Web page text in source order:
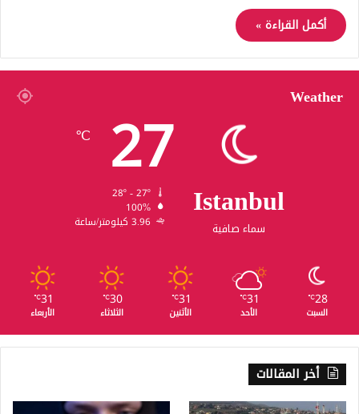
أكمل القراءة »
Weather
Istanbul
سماء صافية
27
℃
100%
3.96 كيلومتر/ساعة
28
℃
السبت
31
℃
الأحد
31
℃
الأثنين
30
℃
الثلاثاء
31
℃
الأربعاء
أخر المقالات